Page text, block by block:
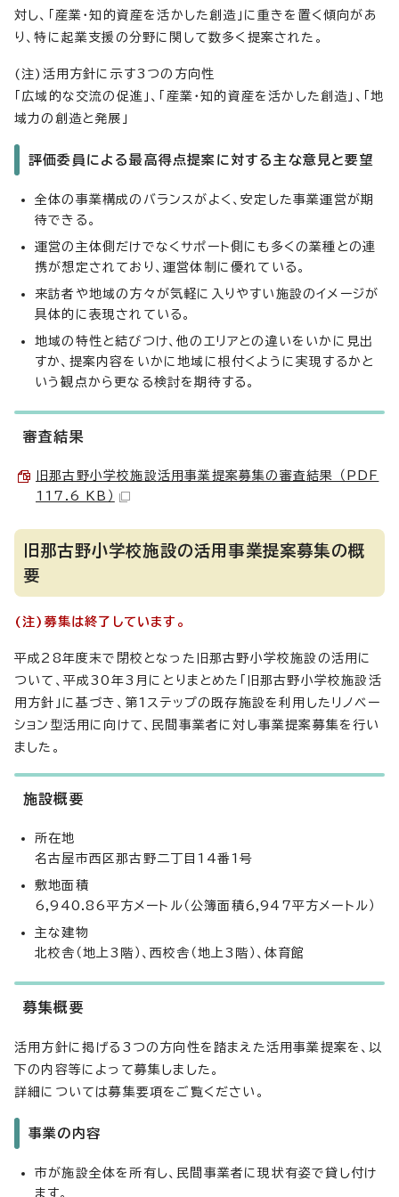
対し、「産業・知的資産を活かした創造」に重きを置く傾向があ
り、特に起業支援の分野に関して数多く提案された。
(注)活用方針に示す3つの方向性
「広域的な交流の促進」、「産業・知的資産を活かした創造」、「地
域力の創造と発展」
評価委員による最高得点提案に対する主な意見と要望
全体の事業構成のバランスがよく、安定した事業運営が期
待できる。
運営の主体側だけでなくサポート側にも多くの業種との連
携が想定されており、運営体制に優れている。
来訪者や地域の方々が気軽に入りやすい施設のイメージが
具体的に表現されている。
地域の特性と結びつけ、他のエリアとの違いをいかに見出
すか、提案内容をいかに地域に根付くように実現するかと
いう観点から更なる検討を期待する。
審査結果
旧那古野小学校施設活用事業提案募集の審査結果 （PDF
117.6 KB）
旧那古野小学校施設の活用事業提案募集の概
要
(注)募集は終了しています。
平成28年度末で閉校となった旧那古野小学校施設の活用に
ついて、平成30年3月にとりまとめた「旧那古野小学校施設活
用方針」に基づき、第1ステップの既存施設を利用したリノベー
ション型活用に向けて、民間事業者に対し事業提案募集を行い
ました。
施設概要
所在地
名古屋市西区那古野二丁目14番1号
敷地面積
6,940.86平方メートル（公簿面積6,947平方メートル）
主な建物
北校舎（地上3階）、西校舎（地上3階）、体育館
募集概要
活用方針に掲げる3つの方向性を踏まえた活用事業提案を、以
下の内容等によって募集しました。
詳細については募集要項をご覧ください。
事業の内容
市が施設全体を所有し、民間事業者に現状有姿で貸し付け
ます。